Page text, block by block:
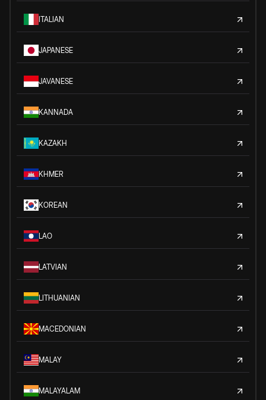
ITALIAN
JAPANESE
JAVANESE
KANNADA
KAZAKH
KHMER
KOREAN
LAO
LATVIAN
LITHUANIAN
MACEDONIAN
MALAY
MALAYALAM